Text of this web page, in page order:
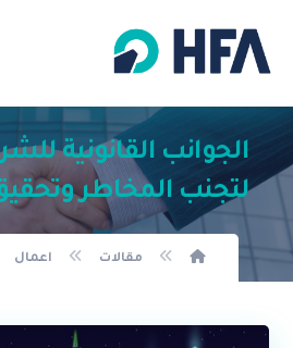
الجوانب القانونية
لتجنب المخاطر
مقالات اعمال